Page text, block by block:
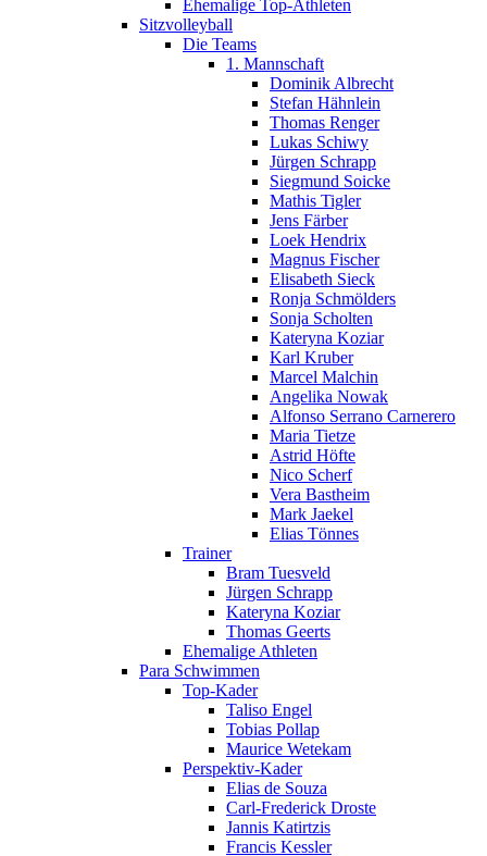
Ehemalige Top-Athleten
Sitzvolleyball
Die Teams
1. Mannschaft
Dominik Albrecht
Stefan Hähnlein
Thomas Renger
Lukas Schiwy
Jürgen Schrapp
Siegmund Soicke
Mathis Tigler
Jens Färber
Loek Hendrix
Magnus Fischer
Elisabeth Sieck
Ronja Schmölders
Sonja Scholten
Kateryna Koziar
Karl Kruber
Marcel Malchin
Angelika Nowak
Alfonso Serrano Carnerero
Maria Tietze
Astrid Höfte
Nico Scherf
Vera Bastheim
Mark Jaekel
Elias Tönnes
Trainer
Bram Tuesveld
Jürgen Schrapp
Kateryna Koziar
Thomas Geerts
Ehemalige Athleten
Para Schwimmen
Top-Kader
Taliso Engel
Tobias Pollap
Maurice Wetekam
Perspektiv-Kader
Elias de Souza
Carl-Frederick Droste
Jannis Katirtzis
Francis Kessler